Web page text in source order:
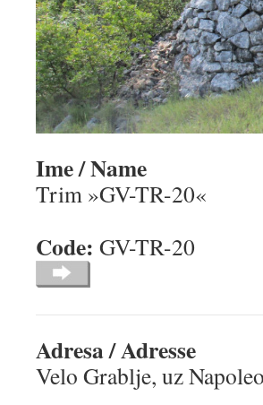
Ime / Name
Trim »GV-TR-20«
Code: GV-
Adresa / Adresse
Velo Grablje, uz